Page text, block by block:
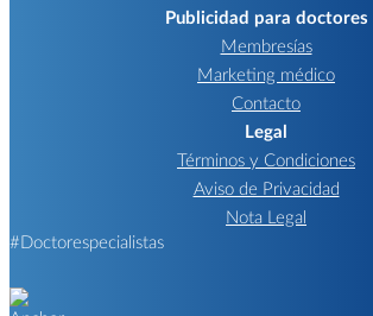
Publicidad para doctores
Membresías
Marketing médico
Contacto
Legal
Términos y Condiciones
Aviso de Privacidad
Nota Legal
#Doctorespecialistas